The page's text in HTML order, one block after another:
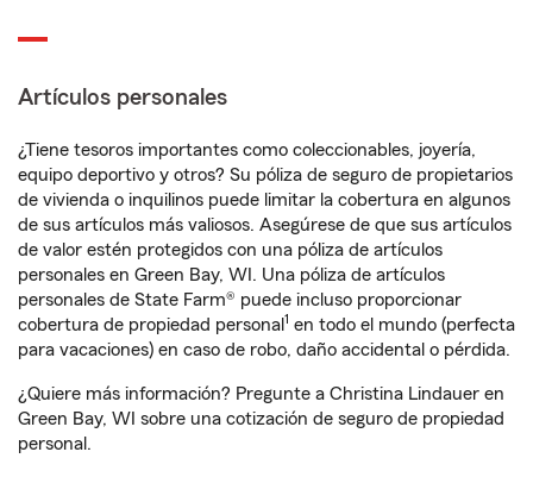
Artículos personales
¿Tiene tesoros importantes como coleccionables, joyería,
equipo deportivo y otros? Su póliza de seguro de propietarios
de vivienda o inquilinos puede limitar la cobertura en algunos
de sus artículos más valiosos. Asegúrese de que sus artículos
de valor estén protegidos con una póliza de artículos
personales en Green Bay, WI. Una póliza de artículos
personales de State Farm® puede incluso proporcionar
cobertura de propiedad personal 1 en todo el mundo (perfecta
para vacaciones) en caso de robo, daño accidental o pérdida.
¿Quiere más información? Pregunte a Christina Lindauer en
Green Bay, WI sobre una cotización de seguro de propiedad
personal.